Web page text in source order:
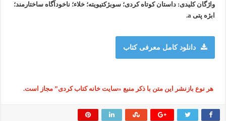
واژگان کلیدی: داستان کوتاه کردی؛ سوبژکتیویته؛ خلاء؛ ناخودآگاه ساختارمند؛
ابژه پتی a.
دانلود کامل معرفی کتاب
هر نوع بازنشر این متن با ذکر منبع «سایت خانه کتاب کردی” مجاز است.